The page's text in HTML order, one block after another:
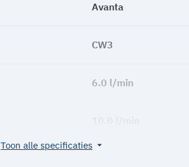
Avanta
CW3
6.0 l/min
Toon alle specificaties